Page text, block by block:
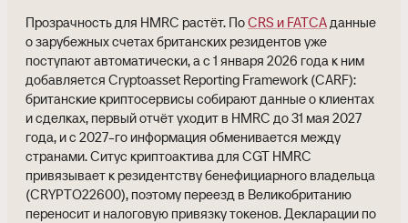
Прозрачность для HMRC растёт. ПоCRS и FATCAданные
о зарубежных счетах британских резидентов уже
поступают автоматически, а с 1 января 2026 года к ним
добавляется Cryptoasset Reporting Framework (CARF):
британские криптосервисы собирают данные о клиентах
и сделках, первый отчёт уходит в HMRC до 31 мая 2027
года, и с 2027-го информация обменивается между
странами. Ситус криптоактива для CGT HMRC
привязывает к резидентству бенефициарного владельца
(CRYPTO22600), поэтому переезд в Великобританию
переносит и налоговую привязку токенов. Декларации по